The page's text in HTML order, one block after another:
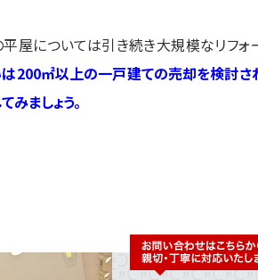
屋については引き続き大規模なリフ
200㎡以上の一戸建ての売却を検討さ
ましょう。